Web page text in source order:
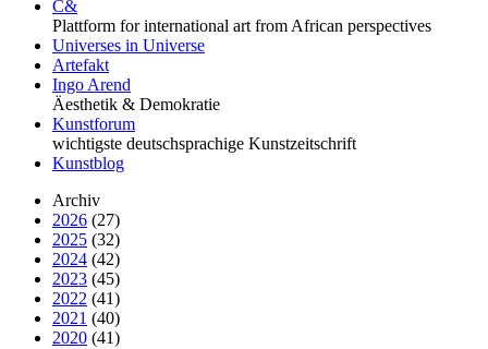
C&
Plattform for international art from African perspectives
Universes in Universe
Artefakt
Ingo Arend
Äesthetik & Demokratie
Kunstforum
wichtigste deutschsprachige Kunstzeitschrift
Kunstblog
Archiv
2026 (27)
2025 (32)
2024 (42)
2023 (45)
2022 (41)
2021 (40)
2020 (41)